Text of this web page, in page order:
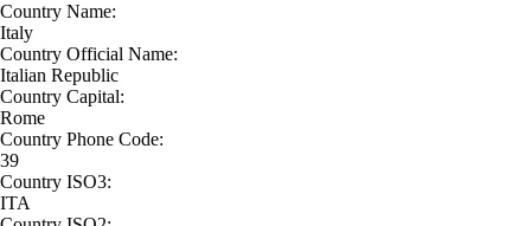
Country Name:
Italy
Country Official Name:
Italian Republic
Country Capital:
Rome
Country Phone Code:
39
Country ISO3:
ITA